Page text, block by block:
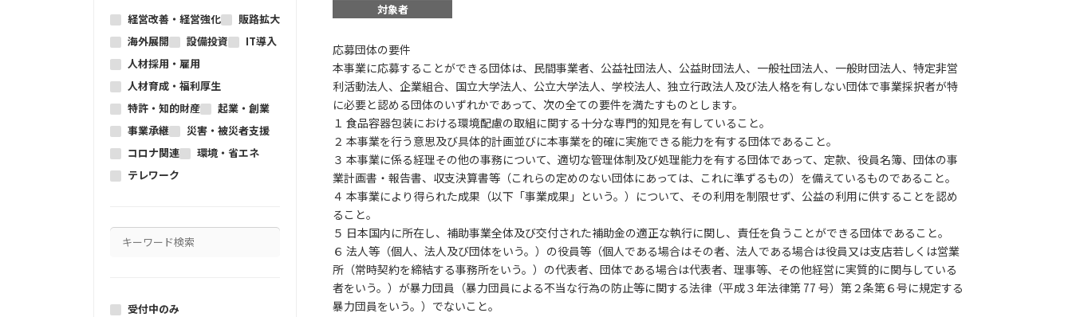
経営改善・経営強化
販路拡大
海外展開
設備投資
IT導入
人材採用・雇用
人材育成・福利厚生
特許・知的財産
起業・創業
事業承継
災害・被災者支援
コロナ関連
環境・省エネ
テレワーク
受付中のみ
対象者
応募団体の要件
本事業に応募することができる団体は、民間事業者、公益社団法人、公益財団法人、一般社団法人、一般財団法人、特定非営
利活動法人、企業組合、国立大学法人、公立大学法人、学校法人、独立行政法人及び法人格を有しない団体で事業採択者が特
に必要と認める団体のいずれかであって、次の全ての要件を満たすものとします。
１ 食品容器包装における環境配慮の取組に関する十分な専門的知見を有していること。
２ 本事業を行う意思及び具体的計画並びに本事業を的確に実施できる能力を有する団体であること。
３ 本事業に係る経理その他の事務について、適切な管理体制及び処理能力を有する団体であって、定款、役員名簿、団体の事
業計画書・報告書、収支決算書等（これらの定めのない団体にあっては、これに準ずるもの）を備えているものであること。
４ 本事業により得られた成果（以下「事業成果」という。）について、その利用を制限せず、公益の利用に供することを認め
ること。
５ 日本国内に所在し、補助事業全体及び交付された補助金の適正な執行に関し、責任を負うことができる団体であること。
６ 法人等（個人、法人及び団体をいう。）の役員等（個人である場合はその者、法人である場合は役員又は支店若しくは営業
所（常時契約を締結する事務所をいう。）の代表者、団体である場合は代表者、理事等、その他経営に実質的に関与している
者をいう。）が暴力団員（暴力団員による不当な行為の防止等に関する法律（平成３年法律第 77 号）第２条第６号に規定する
暴力団員をいう。）でないこと。
この補助金の情報をPDFダウンロード